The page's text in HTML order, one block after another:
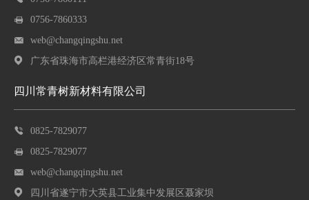
0756-7860333
web@changqingshu.net
广东省珠海市高栏港经济区常青街18号
四川常青树新材料有限公司
0825-7829077
0825-7829077
web@changqingshu.net
四川省遂宁市大英县工业集中发展区聂家坝